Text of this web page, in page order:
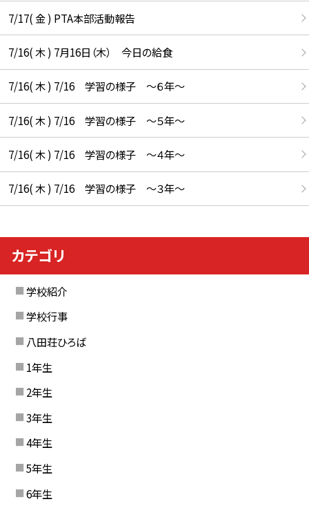
7/17( 金 ) PTA本部活動報告
7/16( 木 ) 7月16日（木） 今日の給食
7/16( 木 ) 7/16 学習の様子 ～６年～
7/16( 木 ) 7/16 学習の様子 ～５年～
7/16( 木 ) 7/16 学習の様子 ～４年～
7/16( 木 ) 7/16 学習の様子 ～３年～
カテゴリ
学校紹介
学校行事
八田荘ひろば
1年生
2年生
3年生
4年生
5年生
6年生